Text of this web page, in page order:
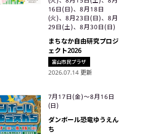
富山市民プラザ
16日(日)、8月18日
(火)、8月23日(日)、8月
29日(土)、8月30日(日)
まちなか自由研究プロジ
ェクト2026
2026.07.14 更新
7月17日(金)〜8月16日
(日)
ダンボール恐竜ゆうえん
ち